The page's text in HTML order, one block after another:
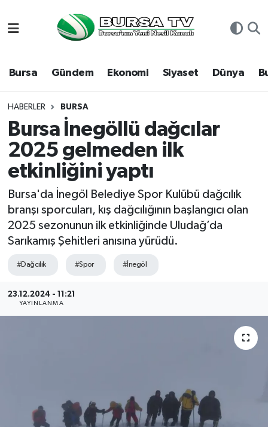
Bursa Gündem Ekonomi Siyaset Dünya
HABERLER BURSA
Bursa İnegöllü dağcılar
2025 gelmeden ilk
etkinliğini yaptı
Bursa'da İnegöl Belediye Spor Kulübü dağcılık
branşı sporcuları, kış dağcılığının başlangıcı olan
2025 sezonunun ilk etkinliğinde Uludağ’da
Sarıkamış Şehitleri anısına yürüdü.
#Dağcılık #Spor #İnegöl
23.12.2024 - 11:21
YAYINLANMA
Bursa
Dünya
Eğitim
Ekonomi
Genel
Gündem
Sağlık
Türkiye
Hava Durumu
Namaz Vakitleri
Trafik Durumu
Süper Lig Puan Durumu ve Fikstür
Tüm Manşetler
Son Dakika Haberleri